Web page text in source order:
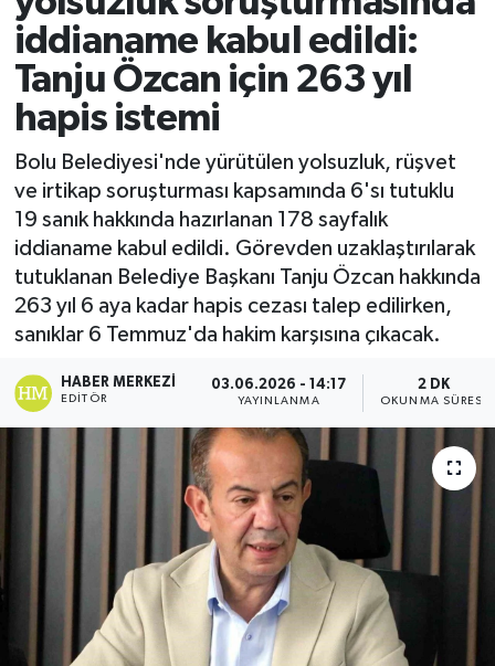
iddianame kabul edildi:
Tanju Özcan için 263 yıl
hapis istemi
Bolu Belediyesi'nde yürütülen yolsuzluk, rüşvet
ve irtikap soruşturması kapsamında 6'sı tutuklu
19 sanık hakkında hazırlanan 178 sayfalık
iddianame kabul edildi. Görevden uzaklaştırılarak
tutuklanan Belediye Başkanı Tanju Özcan hakkında
263 yıl 6 aya kadar hapis cezası talep edilirken,
sanıklar 6 Temmuz'da hakim karşısına çıkacak.
HABER MERKEZI
EDITÖR
03.06.2026 - 14:17
YAYINLANMA
2 DK
OKUNMA SÜRESI
Ekonomi
Sağlık
Tokat Haber